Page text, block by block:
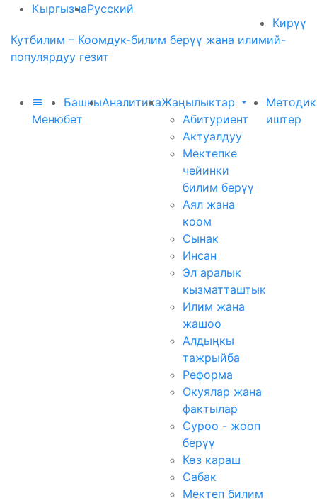
КыргызчаРусский
Кирүү
Кутбилим – Коомдук-билим берүү жана илимий-
популярдуу гезит
Меню
Башкы
бет
АналитикаЖаңылыктар
Абитуриент
Актуалдуу
Мектепке
чейинки
билим берүү
Аял жана
коом
Сынак
Инсан
Эл аралык
кызматташтык
Илим жана
жашоо
Алдыңкы
тажрыйба
Реформа
Окуялар жана
фактылар
Суроо - жооп
берүү
Көз караш
Сабак
Мектеп билим
иштер